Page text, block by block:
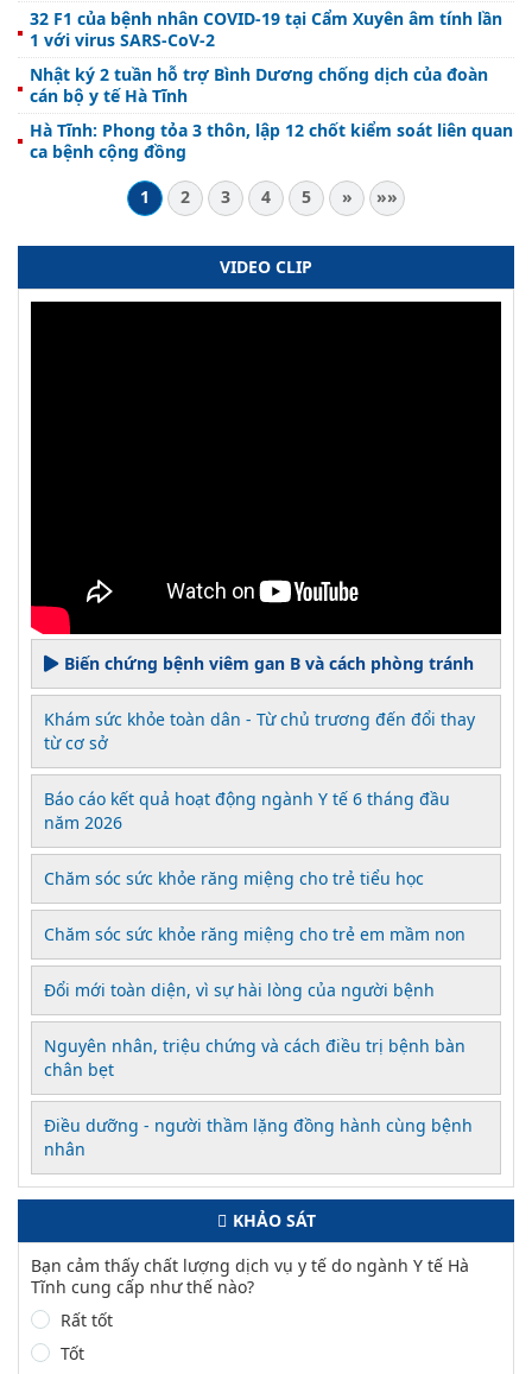
32 F1 của bệnh nhân COVID-19 tại Cẩm Xuyên âm tính lần
1 với virus SARS-CoV-2
Nhật ký 2 tuần hỗ trợ Bình Dương chống dịch của đoàn
cán bộ y tế Hà Tĩnh
Hà Tĩnh: Phong tỏa 3 thôn, lập 12 chốt kiểm soát liên quan
ca bệnh cộng đồng
1
2 3 4 5 » »»
VIDEO CLIP
Biến chứng bệnh viêm gan B và cách phòng tránh
Khám sức khỏe toàn dân - Từ chủ trương đến đổi thay
từ cơ sở
Báo cáo kết quả hoạt động ngành Y tế 6 tháng đầu
năm 2026
Chăm sóc sức khỏe răng miệng cho trẻ tiểu học
Chăm sóc sức khỏe răng miệng cho trẻ em mầm non
Đổi mới toàn diện, vì sự hài lòng của người bệnh
Nguyên nhân, triệu chứng và cách điều trị bệnh bàn
chân bẹt
Điều dưỡng - người thầm lặng đồng hành cùng bệnh
nhân
KHẢO SÁT
Bạn cảm thấy chất lượng dịch vụ y tế do ngành Y tế Hà
Tĩnh cung cấp như thế nào?
Rất tốt
Tốt